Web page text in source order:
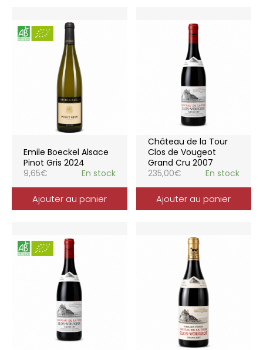
Emile Boeckel Alsace
Pinot Gris 2024
9,65€ En stock
Ajouter au panier
Château de la Tour
Clos de Vougeot
Grand Cru 2007
235,00€ En stock
Ajouter au panier